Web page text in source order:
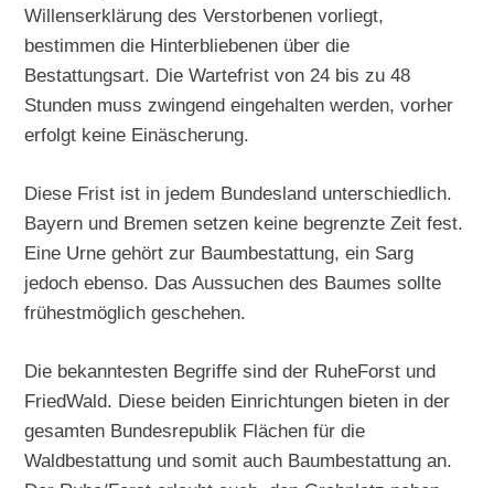
Willenserklärung des Verstorbenen vorliegt,
bestimmen die Hinterbliebenen über die
Bestattungsart. Die Wartefrist von 24 bis zu 48
Stunden muss zwingend eingehalten werden, vorher
erfolgt keine Einäscherung.
Diese Frist ist in jedem Bundesland unterschiedlich.
Bayern und Bremen setzen keine begrenzte Zeit fest.
Eine Urne gehört zur Baumbestattung, ein Sarg
jedoch ebenso. Das Aussuchen des Baumes sollte
frühestmöglich geschehen.
Die bekanntesten Begriffe sind der RuheForst und
FriedWald. Diese beiden Einrichtungen bieten in der
gesamten Bundesrepublik Flächen für die
Waldbestattung und somit auch Baumbestattung an.